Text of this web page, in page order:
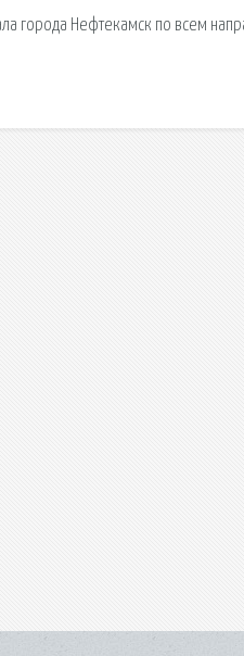
города Нефтекамск по всем